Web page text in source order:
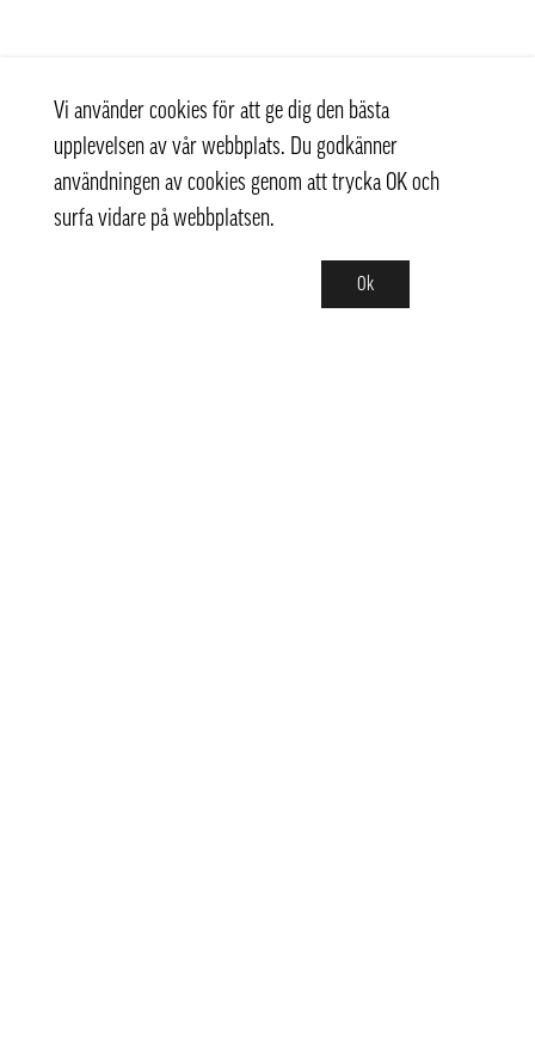
Vi använder cookies för att ge dig den bästa
upplevelsen av vår webbplats. Du godkänner
användningen av cookies genom att trycka OK och
surfa vidare på webbplatsen.
Ok